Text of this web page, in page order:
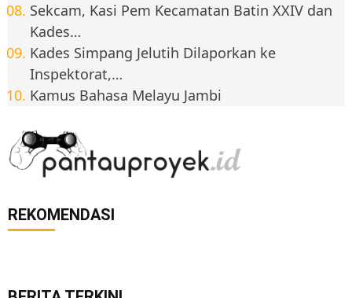
Sekcam, Kasi Pem Kecamatan Batin XXIV dan
Kades…
Kades Simpang Jelutih Dilaporkan ke
Inspektorat,…
Kamus Bahasa Melayu Jambi
REKOMENDASI